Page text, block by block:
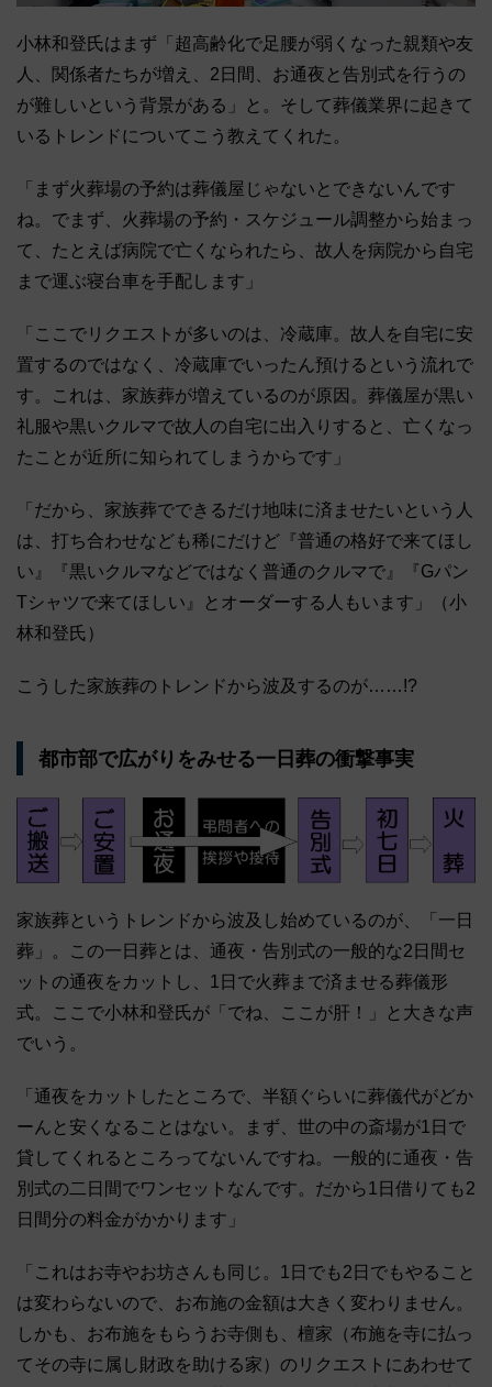
小林和登氏はまず「超高齢化で足腰が弱くなった親類や友
人、関係者たちが増え、2日間、お通夜と告別式を行うの
が難しいという背景がある」と。そして葬儀業界に起きて
いるトレンドについてこう教えてくれた。
「まず火葬場の予約は葬儀屋じゃないとできないんです
ね。でまず、火葬場の予約・スケジュール調整から始まっ
て、たとえば病院で亡くなられたら、故人を病院から自宅
まで運ぶ寝台車を手配します」
「ここでリクエストが多いのは、冷蔵庫。故人を自宅に安
置するのではなく、冷蔵庫でいったん預けるという流れで
す。これは、家族葬が増えているのが原因。葬儀屋が黒い
礼服や黒いクルマで故人の自宅に出入りすると、亡くなっ
たことが近所に知られてしまうからです」
「だから、家族葬でできるだけ地味に済ませたいという人
は、打ち合わせなども稀にだけど『普通の格好で来てほし
い』『黒いクルマなどではなく普通のクルマで』『Gパン
Tシャツで来てほしい』とオーダーする人もいます」（小
林和登氏）
こうした家族葬のトレンドから波及するのが……!?
都市部で広がりをみせる一日葬の衝撃事実
家族葬というトレンドから波及し始めているのが、「一日
葬」。この一日葬とは、通夜・告別式の一般的な2日間セ
ットの通夜をカットし、1日で火葬まで済ませる葬儀形
式。ここで小林和登氏が「でね、ここが肝！」と大きな声
でいう。
「通夜をカットしたところで、半額ぐらいに葬儀代がどか
ーんと安くなることはない。まず、世の中の斎場が1日で
貸してくれるところってないんですね。一般的に通夜・告
別式の二日間でワンセットなんです。だから1日借りても2
日間分の料金がかかります」
「これはお寺やお坊さんも同じ。1日でも2日でもやること
は変わらないので、お布施の金額は大きく変わりません。
しかも、お布施をもらうお寺側も、檀家（布施を寺に払っ
てその寺に属し財政を助ける家）のリクエストにあわせて